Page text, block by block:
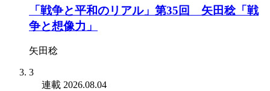
「戦争と平和のリアル」第35回 矢田稔「戦
争と想像力」
矢田稔
3
連載 2026.08.04